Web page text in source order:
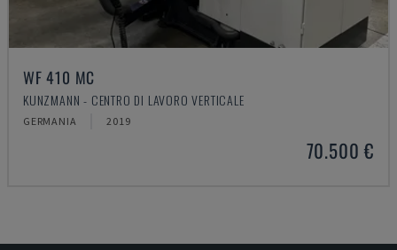
WF 410 MC
KUNZMANN - CENTRO DI LAVORO VERTICALE
GERMANIA 2019
70.500 €